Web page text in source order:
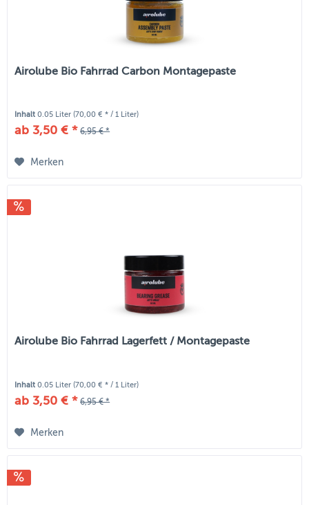
Airolube Bio Fahrrad Carbon Montagepaste
Inhalt0.05 Liter(70,00 € * / 1 Liter)
ab 3,50 € * 6,95 € *
Merken
Airolube Bio Fahrrad Lagerfett / Montagepaste
Inhalt0.05 Liter(70,00 € * / 1 Liter)
ab 3,50 € * 6,95 € *
Merken